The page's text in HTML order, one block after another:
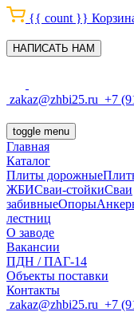
{{ count }}
НАПИСАТЬ НАМ
zakaz@zhbi25.ru +7
toggle menu
Главная
Каталог
Плиты дорожные
ЖБИСваи-стойкиСваи
забивныеОпоры
лестниц
О заводе
Вакансии
ПДН / ПАГ-14
Объекты поставки
Контакты
zakaz@zhbi25.ru +7